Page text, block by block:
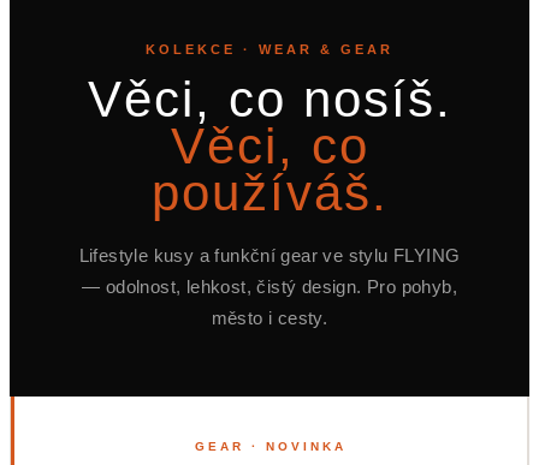
KOLEKCE · WEAR & GEAR
Věci, co nosíš.
Věci, co
používáš.
Lifestyle kusy a funkční gear ve stylu FLYING
— odolnost, lehkost, čistý design. Pro pohyb,
město i cesty.
GEAR · NOVINKA